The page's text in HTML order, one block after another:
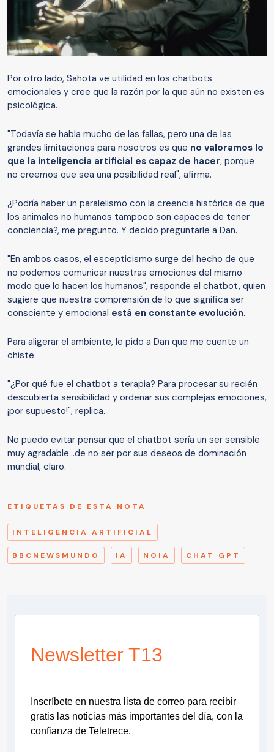
Por otro lado, Sahota ve utilidad en los chatbots
emocionales y cree que la razón por la que aún no existen es
psicológica.
"Todavía se habla mucho de las fallas, pero una de las
grandes limitaciones para nosotros es que no valoramos lo
que la inteligencia artificial es capaz de hacer, porque
no creemos que sea una posibilidad real", afirma.
¿Podría haber un paralelismo con la creencia histórica de que
los animales no humanos tampoco son capaces de tener
conciencia?, me pregunto. Y decido preguntarle a Dan.
"En ambos casos, el escepticismo surge del hecho de que
no podemos comunicar nuestras emociones del mismo
modo que lo hacen los humanos", responde el chatbot, quien
sugiere que nuestra comprensión de lo que significa ser
consciente y emocional está en constante evolución.
Para aligerar el ambiente, le pido a Dan que me cuente un
chiste.
"¿Por qué fue el chatbot a terapia? Para procesar su recién
descubierta sensibilidad y ordenar sus complejas emociones,
¡por supuesto!", replica.
No puedo evitar pensar que el chatbot sería un ser sensible
muy agradable...de no ser por sus deseos de dominación
mundial, claro.
ETIQUETAS DE ESTA NOTA
INTELIGENCIA ARTIFICIAL
BBCNEWSMUNDO IA NOIA CHAT GPT
Newsletter T13
Inscríbete en nuestra lista de correo para recibir
gratis las noticias más importantes del día, con la
confianza de Teletrece.